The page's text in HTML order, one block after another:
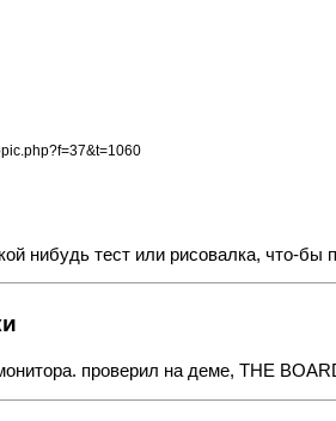
нибудь тест или рисовалка, что-
проверил на деме, THE